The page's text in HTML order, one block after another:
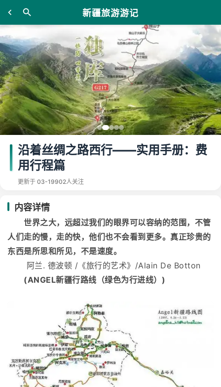
新疆旅游游记
沿着丝绸之路西行——实用手册：费
用行程篇
更新于 03-19902人关注
内容详情
世界之大，远超过我们的眼界可以容纳的范围，不管
人们走的慢，走的快，他们也不会看到更多。真正珍贵的
东西是所思和所见，不是速度。
阿兰. 德波顿 /《旅行的艺术》/Alain De Botton
(ANGEL新疆行路线（绿色为行进线） )